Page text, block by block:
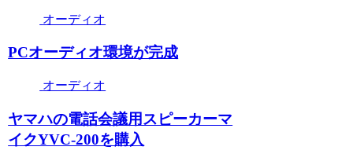
オーディオ
PCオーディオ環境が完成
オーディオ
ヤマハの電話会議用スピーカーマ
イクYVC-200を購入